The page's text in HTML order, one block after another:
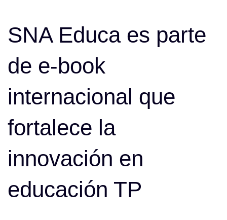
SNA Educa es parte
de e-book
internacional que
fortalece la
innovación en
educación TP
navigation